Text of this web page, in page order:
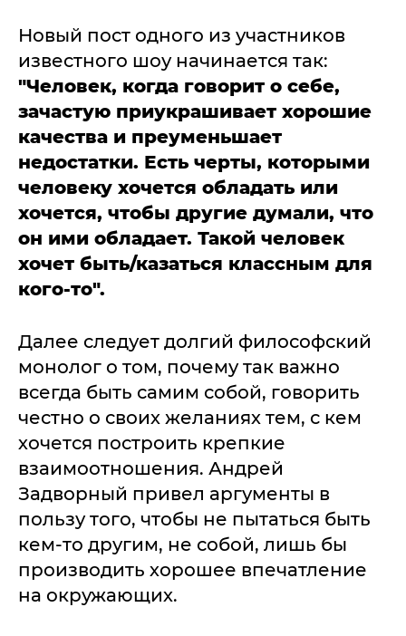
Новый пост одного из участников
известного шоу начинается так:
"Человек, когда говорит о себе,
зачастую приукрашивает хорошие
качества и преуменьшает
недостатки. Есть черты, которыми
человеку хочется обладать или
хочется, чтобы другие думали, что
он ими обладает. Такой человек
хочет быть/казаться классным для
кого-то".
Далее следует долгий философский
монолог о том, почему так важно
всегда быть самим собой, говорить
честно о своих желаниях тем, с кем
хочется построить крепкие
взаимоотношения. Андрей
Задворный привел аргументы в
пользу того, чтобы не пытаться быть
кем-то другим, не собой, лишь бы
производить хорошее впечатление
на окружающих.